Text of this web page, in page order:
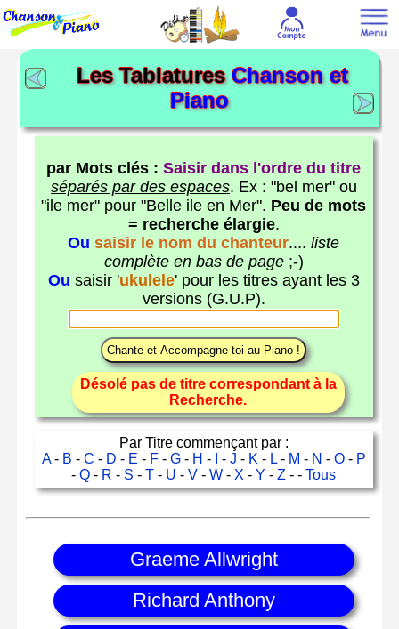
Les TablaturesChanson et
Piano
par Mots clés :Saisir dans l'ordre du titre
séparés par des espaces. Ex : "bel mer" ou
"ile mer" pour "Belle ile en Mer". Peu de mots
= recherche élargie.
Ou saisir le nom du chanteur....liste
complète en bas de page;-)
Ou saisir 'ukulele' pour les titres ayant les 3
versions (G.U.P).
Désolé pas de titre correspondant à la
Recherche.
Par Titre commençant par :
A- B - C - D - E - F- G- H - - J - K - L- M - N - O- P
-Q - R - S -T - U -V -W - X -Y -Z - -Tous
Graeme Allwright
Richard Anthony